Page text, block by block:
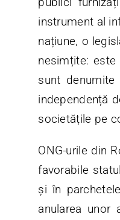
instrument al
națiune, o
nesimțite:
sunt
independență
societățile pe
ONG-urile din
favorabile
și în
anularea unor